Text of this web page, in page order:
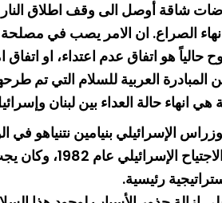
شاقة أوصل الى وقف اطلاق
الصراع. ان الامر يصب في
هو اتفاق عدم اعتداء، او اتفاق
حالة العداء بين لبنان
الإسرائيلي بنيامين